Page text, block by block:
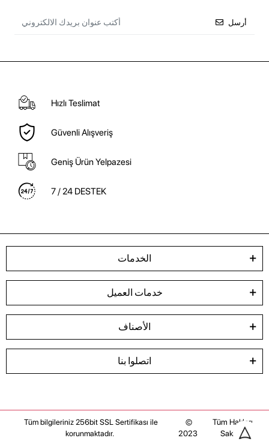
أرسل
Hızlı Teslimat
Güvenli Alışveriş
Geniş Ürün Yelpazesi
7 / 24 DESTEK
الخدمات
خدمات العميل
الأصناف
اتصلوا بنا
Tüm bilgileriniz 256bit SSL Sertifikası ile
korunmaktadır.
©
2023
Tüm Hakları
Saklıdır